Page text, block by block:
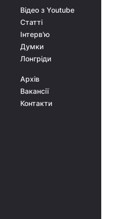
Відео з Youtube
Статті
Інтерв'ю
Думки
Лонгріди
Архів
Вакансії
Контакти